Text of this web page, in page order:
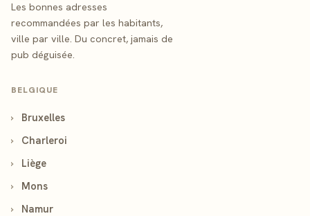
Les bonnes adresses
recommandées par les habitants,
ville par ville. Du concret, jamais de
pub déguisée.
BELGIQUE
›
Bruxelles
›
Charleroi
›
Liège
›
Mons
›
Namur